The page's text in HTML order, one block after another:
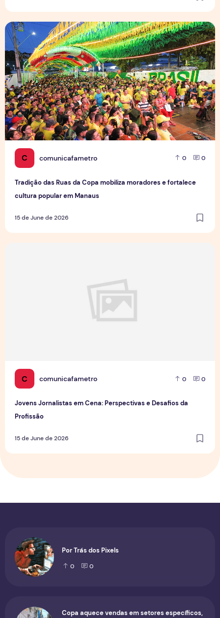
C comunicafametro 0 0
Tradição das Ruas da Copa mobiliza moradores e fortalece
cultura popular em Manaus
15 de June de 2026
Tradição das Ruas da Copa mobiliza moradores e
C comunicafametro 0 0
Jovens Jornalistas em Cena: Perspectivas e Desafios da
Profissão
15 de June de 2026
Por Trás dos Pixels
0 0
Copa aquece vendas em setores específicos,